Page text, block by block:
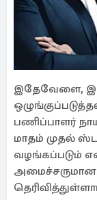
இதேவேளை,
பணிப்பாளர்
மாதம் முதல்
வழங்கப்படும்
அமைச்சருமான